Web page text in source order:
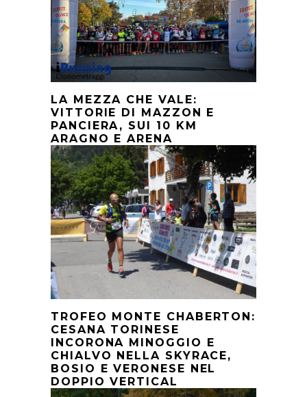
LA MEZZA CHE VALE:
VITTORIE DI MAZZON E
PANCIERA, SUI 10 KM
ARAGNO E ARENA
TROFEO MONTE CHABERTON:
CESANA TORINESE
INCORONA MINOGGIO E
CHIALVO NELLA SKYRACE,
BOSIO E VERONESE NEL
DOPPIO VERTICAL